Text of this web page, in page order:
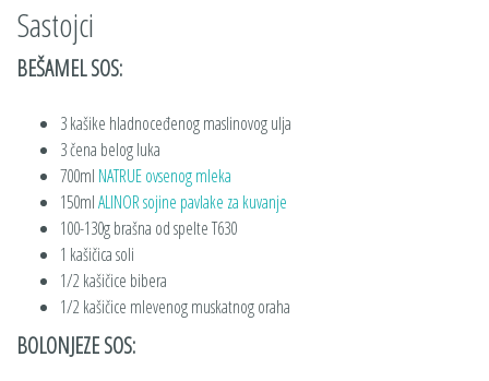
Sastojci
BEŠAMEL SOS:
3 kašike hladnoceđenog maslinovog ulja
3 čena belog luka
700ml NATRUE ovsenog mleka
150mlALINOR sojine pavlake za kuvanje
100-130g brašna od spelte T630
1 kašičica soli
1/2 kašičice bibera
1/2 kašičice mlevenog muskatnog oraha
BOLONJEZE SOS: